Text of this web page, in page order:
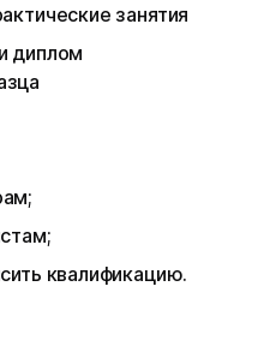
занятия
диплом
квалификацию.